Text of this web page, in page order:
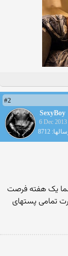
#2
SexyBoy
6 Dec
8712
یک هفته فرصت
تمامی پستهای